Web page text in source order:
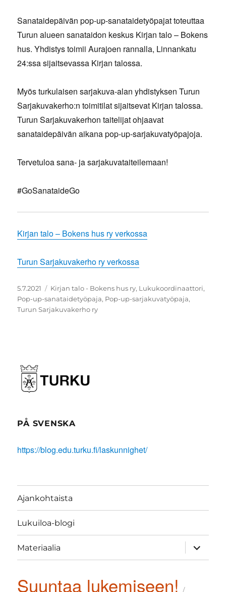
Sanataidepäivän pop-up-sanataidetyöpajat toteuttaa
Turun alueen sanataidon keskus Kirjan talo – Bokens
hus. Yhdistys toimii Aurajoen rannalla, Linnankatu
24:ssa sijaitsevassa Kirjan talossa.
Myös turkulaisen sarjakuva-alan yhdistyksen Turun
Sarjakuvakerho:n toimitilat sijaitsevat Kirjan talossa.
Turun Sarjakuvakerhon taitelijat ohjaavat
sanataidepäivän aikana pop-up-sarjakuvatyöpajoja.
Tervetuloa sana- ja sarjakuvataiteilemaan!
#GoSanataideGo
Kirjan talo – Bokens hus ry verkossa
Turun Sarjakuvakerho ry verkossa
Julkaistu
5.7.2021 Avainsanat
Kirjan talo - Bokens hus ry, Lukukoordinaattori,
Pop-up-sanataidetyöpaja, Pop-up-sarjakuvatyöpaja,
Turun Sarjakuvakerho ry
PÅ SVENSKA
https://blog.edu.turku.fi/laskunnighet/
Ajankohtaista
Lukuiloa-blogi
Materiaalia
näytä
Suuntaa lukemiseen!